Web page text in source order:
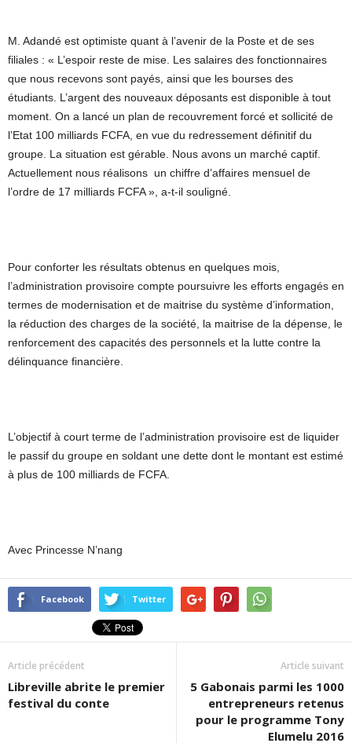
M. Adandé est optimiste quant à l’avenir de la Poste et de ses
filiales : « L’espoir reste de mise. Les salaires des fonctionnaires
que nous recevons sont payés, ainsi que les bourses des
étudiants. L’argent des nouveaux déposants est disponible à tout
moment. On a lancé un plan de recouvrement forcé et sollicité de
l’Etat 100 milliards FCFA, en vue du redressement définitif du
groupe. La situation est gérable. Nous avons un marché captif.
Actuellement nous réalisons un chiffre d’affaires mensuel de
l’ordre de 17 milliards FCFA », a-t-il souligné.
Pour conforter les résultats obtenus en quelques mois,
l’administration provisoire compte poursuivre les efforts engagés en
termes de modernisation et de maitrise du système d’information,
la réduction des charges de la société, la maitrise de la dépense, le
renforcement des capacités des personnels et la lutte contre la
délinquance financière.
L’objectif à court terme de l’administration provisoire est de liquider
le passif du groupe en soldant une dette dont le montant est estimé
à plus de 100 milliards de FCFA.
Avec Princesse N’nang
Facebook Twitter
Article précédent
Libreville abrite le premier
festival du conte
Article suivant
5 Gabonais parmi les 1000
entrepreneurs retenus
pour le programme Tony
Elumelu 2016